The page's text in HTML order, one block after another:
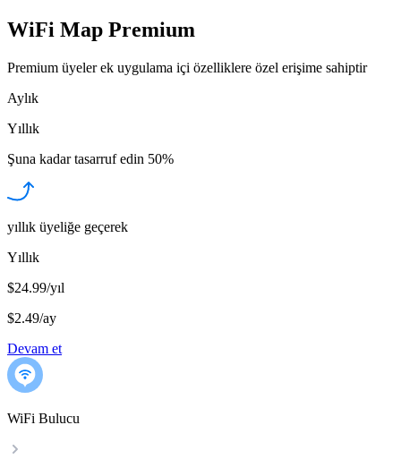
WiFi Map Premium
Premium üyeler ek uygulama içi özelliklere özel erişime sahiptir
Aylık
Yıllık
Şuna kadar tasarruf edin 50%
yıllık üyeliğe geçerek
Yıllık
$24.99/yıl
$2.49/ay
Devam et
WiFi Bulucu